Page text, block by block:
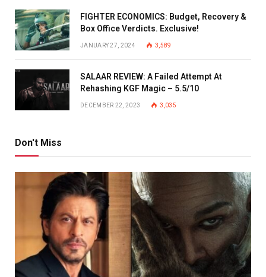
FIGHTER ECONOMICS: Budget, Recovery &
Box Office Verdicts. Exclusive!
JANUARY 27, 2024 3,589
SALAAR REVIEW: A Failed Attempt At
Rehashing KGF Magic – 5.5/10
DECEMBER 22, 2023 3,035
Don't Miss